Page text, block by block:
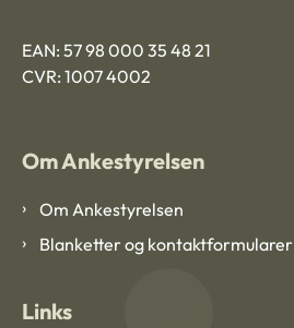
EAN: 57 98 000 35 48 21
CVR: 1007 4002
Om Ankestyrelsen
Om Ankestyrelsen
Blanketter og kontaktformularer
Links